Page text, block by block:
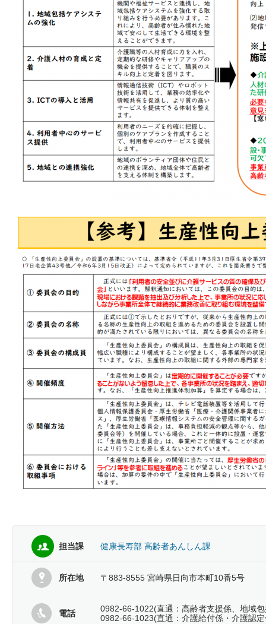
担当課 健康長寿部 高齢者あんしん課
所在地 〒883-8555 宮崎県日向市本町10番5号
電話
0982-66-1022(直通：高齢者支援係、地域
0982-66-1023(直通：介護給付係・介護認